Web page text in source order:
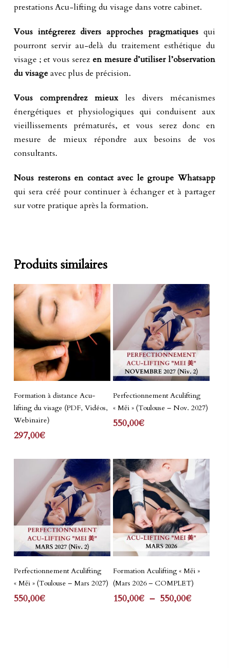
prestations Acu-lifting du visage dans votre cabinet.
Vous intégrerez divers approches pragmatiques qui
pourront servir au-delà du traitement esthétique du
visage ; et vous serez en mesure d’utiliser l’observation
du visageavec plus de précision.
Vous comprendrez mieuxles divers mécanismes
énergétiques et physiologiques qui conduisent aux
vieillissements prématurés, et vous serez donc en
mesure de mieux répondre aux besoins de vos
consultants.
Nous resterons en contact avecle groupe Whatsapp
qui sera créé pour continuer à échanger et à partager
sur votre pratique après la formation.
Produits similaires
Lire La Suite
Formation à distance Acu-
lifting du visage (PDF, Vidéos,
Webinaire)
297,00€
Lire La Suite
Perfectionnement Aculifting
« Měi » (Toulouse – Nov. 2027)
550,00€
Lire La Suite
Perfectionnement Aculifting
« Měi » (Toulouse – Mars 2027)
550,00€
Choix Des Options
produit
a
plusieurs
Formation Aculifting « Měi »
(Mars 2026 – COMPLET)
150,00€ – 550,00€Plage